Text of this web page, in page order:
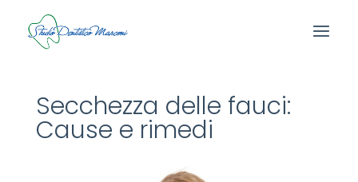
Secchezza delle fauci:
Cause e rimedi